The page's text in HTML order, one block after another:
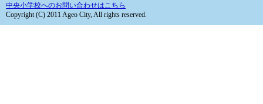
中央小学校へのお問い合わせはこちら
Copyright (C) 2011 Ageo City, All rights reserved.